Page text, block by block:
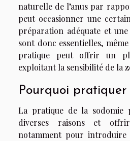
naturelle de l’anus par
peut occasionner une
préparation adéquate et
sont donc essentielles,
pratique peut offrir un
exploitant la sensibilité de la
Pourquoi pratiquer
La pratique de la sodomie
diverses raisons et
notamment pour introduire